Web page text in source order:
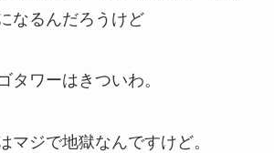
なるんだろうけど
タワーはきついわ。
マジで地獄なんですけど。